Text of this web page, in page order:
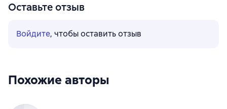
Оставьте отзыв
Войдите, чтобы оставить отзыв
Похожие авторы